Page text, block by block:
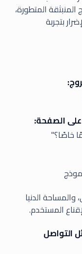
المتطورة،
بتجربة
الصفحة:
الدنيا
المستخدم.
التواصل